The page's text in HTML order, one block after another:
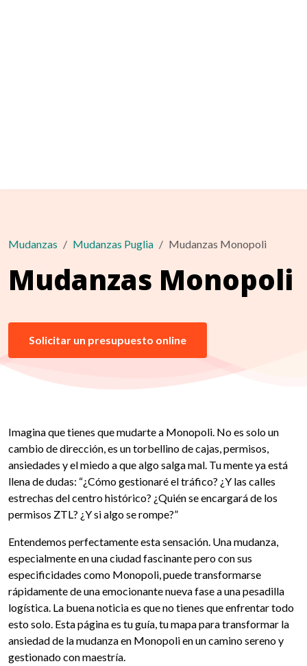
Mudanzas Mudanzas Puglia Mudanzas Monopoli
Mudanzas Monopoli
Solicitar un presupuesto online
Imagina que tienes que mudarte a Monopoli. No es solo un
cambio de dirección, es un torbellino de cajas, permisos,
ansiedades y el miedo a que algo salga mal. Tu mente ya está
llena de dudas: “¿Cómo gestionaré el tráfico? ¿Y las calles
estrechas del centro histórico? ¿Quién se encargará de los
permisos ZTL? ¿Y si algo se rompe?”
Entendemos perfectamente esta sensación. Una mudanza,
especialmente en una ciudad fascinante pero con sus
especificidades como Monopoli, puede transformarse
rápidamente de una emocionante nueva fase a una pesadilla
logística. La buena noticia es que no tienes que enfrentar todo
esto solo. Esta página es tu guía, tu mapa para transformar la
ansiedad de la mudanza en Monopoli en un camino sereno y
gestionado con maestría.